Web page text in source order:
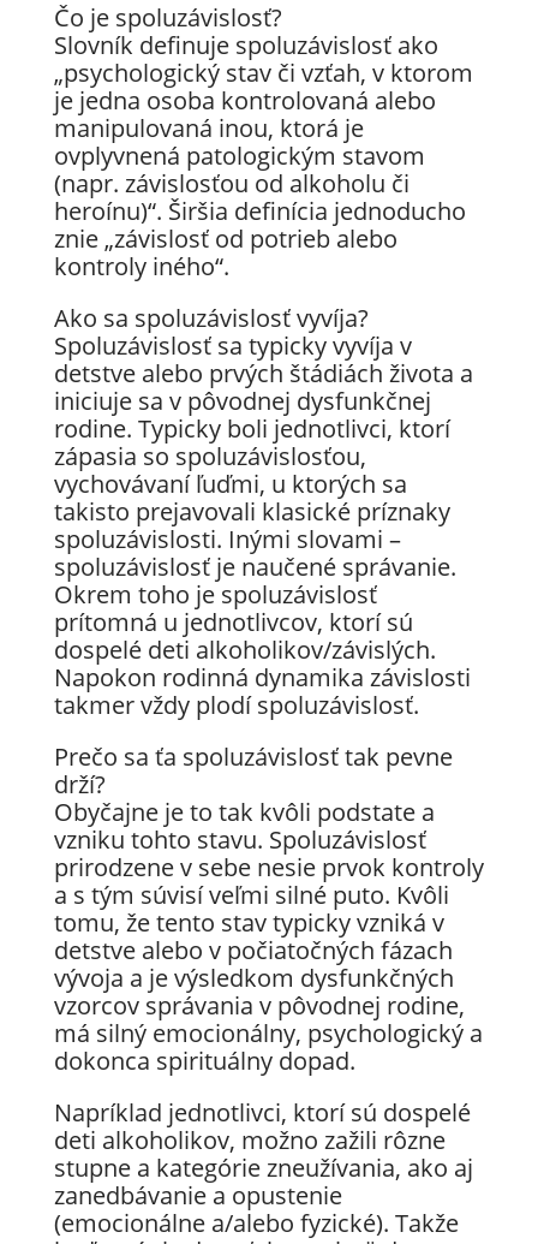
Čo je spoluzávislosť?
Slovník definuje spoluzávislosť ako
„psychologický stav či vzťah, v ktorom
je jedna osoba kontrolovaná alebo
manipulovaná inou, ktorá je
ovplyvnená patologickým stavom
(napr. závislosťou od alkoholu či
heroínu)“. Širšia definícia jednoducho
znie „závislosť od potrieb alebo
kontroly iného“.
Ako sa spoluzávislosť vyvíja?
Spoluzávislosť sa typicky vyvíja v
detstve alebo prvých štádiách života a
iniciuje sa v pôvodnej dysfunkčnej
rodine. Typicky boli jednotlivci, ktorí
zápasia so spoluzávislosťou,
vychovávaní ľuďmi, u ktorých sa
takisto prejavovali klasické príznaky
spoluzávislosti. Inými slovami –
spoluzávislosť je naučené správanie.
Okrem toho je spoluzávislosť
prítomná u jednotlivcov, ktorí sú
dospelé deti alkoholikov/závislých.
Napokon rodinná dynamika závislosti
takmer vždy plodí spoluzávislosť.
Prečo sa ťa spoluzávislosť tak pevne
drží?
Obyčajne je to tak kvôli podstate a
vzniku tohto stavu. Spoluzávislosť
prirodzene v sebe nesie prvok kontroly
a s tým súvisí veľmi silné puto. Kvôli
tomu, že tento stav typicky vzniká v
detstve alebo v počiatočných fázach
vývoja a je výsledkom dysfunkčných
vzorcov správania v pôvodnej rodine,
má silný emocionálny, psychologický a
dokonca spirituálny dopad.
Napríklad jednotlivci, ktorí sú dospelé
deti alkoholikov, možno zažili rôzne
stupne a kategórie zneužívania, ako aj
zanedbávanie a opustenie
(emocionálne a/alebo fyzické). Takže